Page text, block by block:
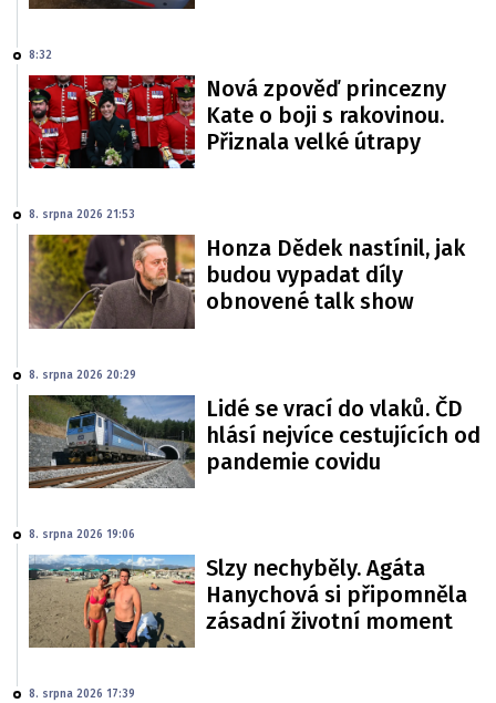
8:32
Nová zpověď princezny
Kate o boji s rakovinou.
Přiznala velké útrapy
8. srpna 2026 21:53
Honza Dědek nastínil, jak
budou vypadat díly
obnovené talk show
8. srpna 2026 20:29
Lidé se vrací do vlaků. ČD
hlásí nejvíce cestujících od
pandemie covidu
8. srpna 2026 19:06
Slzy nechyběly. Agáta
Hanychová si připomněla
zásadní životní moment
8. srpna 2026 17:39